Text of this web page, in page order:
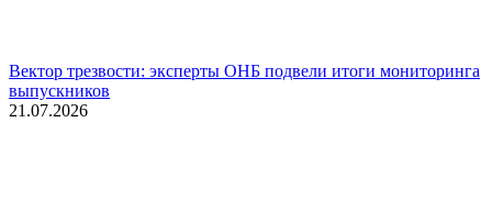
Вектор трезвости: эксперты ОНБ подвели итоги мониторинга
выпускников
21.07.2026